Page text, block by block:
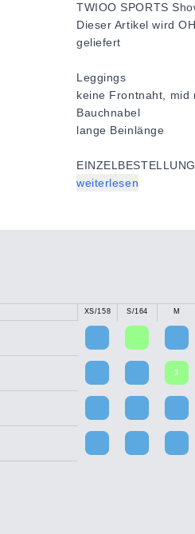
TWIOO SPORTS
Dieser Artikel wird
geliefert
Leggings
keine Frontnaht, mid
Bauchnabel
lange Beinlänge
weiterlesen
XS/158 S/164 M
3